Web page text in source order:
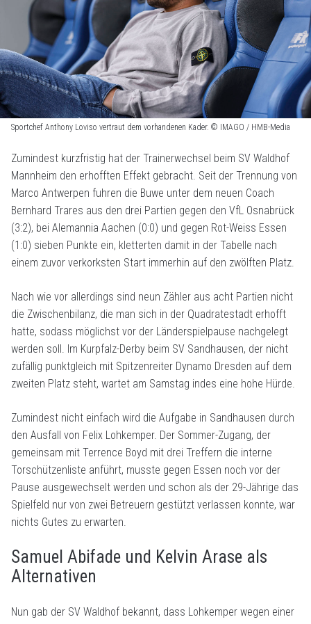
Sportchef Anthony Loviso vertraut dem vorhandenen Kader. © IMAGO / HMB-Media
Zumindest kurzfristig hat der Trainerwechsel beim SV Waldhof
Mannheim den erhofften Effekt gebracht. Seit der Trennung von
Marco Antwerpen fuhren die Buwe unter dem neuen Coach
Bernhard Trares aus den drei Partien gegen den VfL Osnabrück
(3:2), bei Alemannia Aachen (0:0) und gegen Rot-Weiss Essen
(1:0) sieben Punkte ein, kletterten damit in der Tabelle nach
einem zuvor verkorksten Start immerhin auf den zwölften Platz.
Nach wie vor allerdings sind neun Zähler aus acht Partien nicht
die Zwischenbilanz, die man sich in der Quadratestadt erhofft
hatte, sodass möglichst vor der Länderspielpause nachgelegt
werden soll. Im Kurpfalz-Derby beim SV Sandhausen, der nicht
zufällig punktgleich mit Spitzenreiter Dynamo Dresden auf dem
zweiten Platz steht, wartet am Samstag indes eine hohe Hürde.
Zumindest nicht einfach wird die Aufgabe in Sandhausen durch
den Ausfall von Felix Lohkemper. Der Sommer-Zugang, der
gemeinsam mit Terrence Boyd mit drei Treffern die interne
Torschützenliste anführt, musste gegen Essen noch vor der
Pause ausgewechselt werden und schon als der 29-Jährige das
Spielfeld nur von zwei Betreuern gestützt verlassen konnte, war
nichts Gutes zu erwarten.
Samuel Abifade und Kelvin Arase als
Alternativen
Nun gab der SV Waldhof bekannt, dass Lohkemper wegen einer